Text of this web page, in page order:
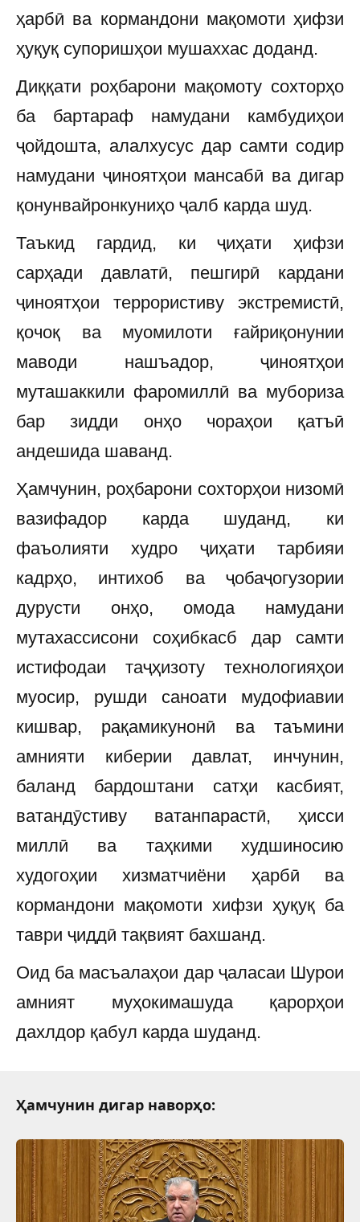
ҳарбӣ ва кормандони мақомоти ҳифзи
ҳуқуқ супоришҳои мушаххас доданд.
Диққати роҳбарони мақомоту сохторҳо
ба бартараф намудани камбудиҳои
ҷойдошта, алалхусус дар самти содир
намудани ҷиноятҳои мансабӣ ва дигар
қонунвайронкуниҳо ҷалб карда шуд.
Таъкид гардид, ки ҷиҳати ҳифзи
сарҳади давлатӣ, пешгирӣ кардани
ҷиноятҳои террористиву экстремистӣ,
қочоқ ва муомилоти ғайриқонунии
маводи нашъадор, ҷиноятҳои
муташаккили фаромиллӣ ва мубориза
бар зидди онҳо чораҳои қатъӣ
андешида шаванд.
Ҳамчунин, роҳбарони сохторҳои низомӣ
вазифадор карда шуданд, ки
фаъолияти худро ҷиҳати тарбияи
кадрҳо, интихоб ва ҷобаҷогузории
дурусти онҳо, омода намудани
мутахассисони соҳибкасб дар самти
истифодаи таҷҳизоту технологияҳои
муосир, рушди саноати мудофиавии
кишвар, рақамикунонӣ ва таъмини
амнияти киберии давлат, инчунин,
баланд бардоштани сатҳи касбият,
ватандӯстиву ватанпарастӣ, ҳисси
миллӣ ва таҳкими худшиносию
худогоҳии хизматчиёни ҳарбӣ ва
кормандони мақомоти хифзи ҳуқуқ ба
таври ҷиддӣ тақвият бахшанд.
Оид ба масъалаҳои дар ҷаласаи Шурои
амният муҳокимашуда қарорҳои
дахлдор қабул карда шуданд.
Ҳамчунин дигар наворҳо: